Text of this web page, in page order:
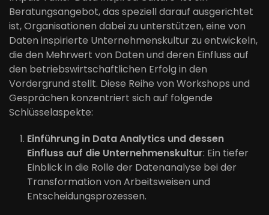
Beratungsangebot, das speziell darauf ausgerichtet
ist, Organisationen dabei zu unterstützen, eine von
Daten inspirierte Unternehmenskultur zu entwickeln,
die den Mehrwert von Daten und deren Einfluss auf
den betriebswirtschaftlichen Erfolg in den
Vordergrund stellt. Diese Reihe von Workshops und
Gesprächen konzentriert sich auf folgende
Schlüsselaspekte:
Einführung in Data Analytics und dessen
Einfluss auf die Unternehmenskultur: Ein tiefer
Einblick in die Rolle der Datenanalyse bei der
Transformation von Arbeitsweisen und
Entscheidungsprozessen.